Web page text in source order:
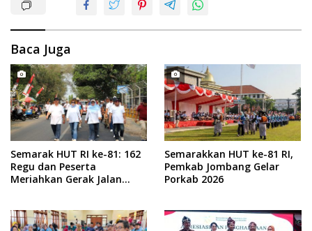
Baca Juga
Semarak HUT RI ke-81: 162
Regu dan Peserta
Meriahkan Gerak Jalan
Semarakkan HUT ke-81 RI,
Pemkab Jombang Gelar
Porkab 2026